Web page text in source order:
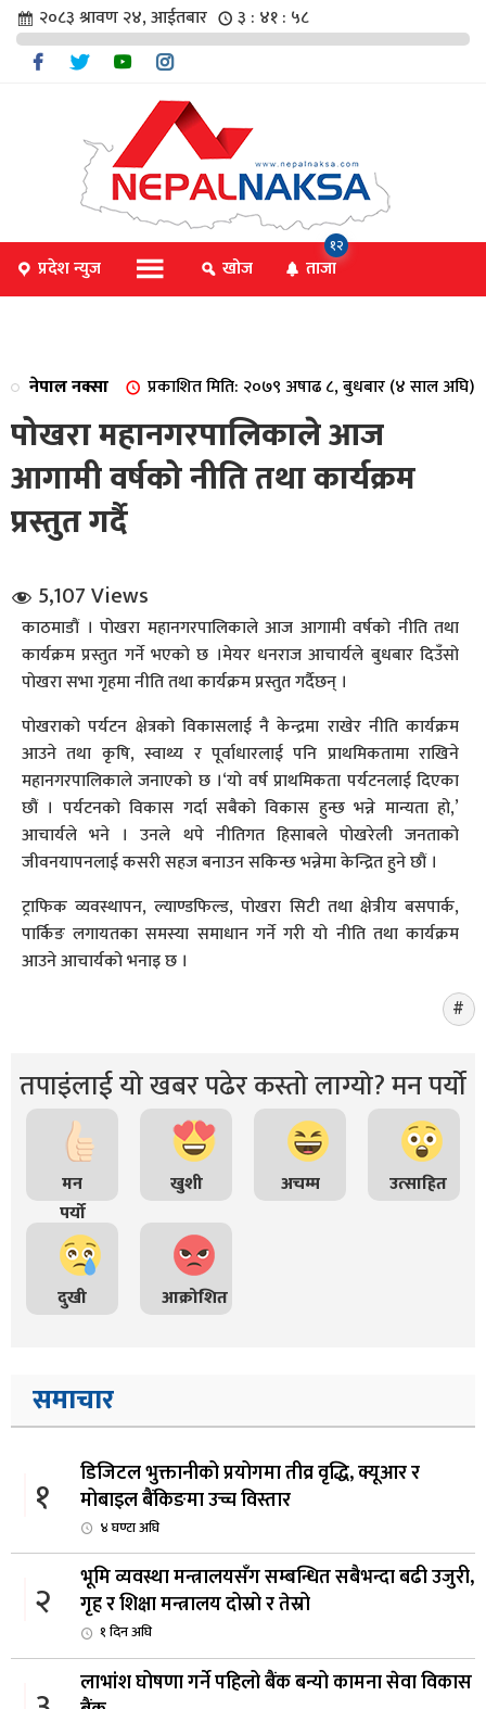
संवाद
२०८३ श्रावण २४, आईतबार ३ : ४१ : ५९
प्रदेश न्युज खोज ताजा
१२
नेपाल नक्सा प्रकाशित मिति: २०७९ अषाढ ८, बुधबार (४ साल अघि)
पोखरा महानगरपालिकाले आज
आगामी वर्षको नीति तथा कार्यक्रम
प्रस्तुत गर्दै
5,107 Views
काठमाडौं । पोखरा महानगरपालिकाले आज आगामी वर्षको नीति तथा
कार्यक्रम प्रस्तुत गर्ने भएकाे छ ।मेयर धनराज आचार्यले बुधबार दिउँसो
पोखरा सभा गृहमा नीति तथा कार्यक्रम प्रस्तुत गर्दैछन् ।
पोखराको पर्यटन क्षेत्रको विकासलाई नै केन्द्रमा राखेर नीति कार्यक्रम
आउने तथा कृषि, स्वाथ्य र पूर्वाधारलाई पनि प्राथमिकतामा राखिने
महानगरपालिकाले जनाएकाे छ ।‘यो वर्ष प्राथमिकता पर्यटनलाई दिएका
छौं । पर्यटनको विकास गर्दा सबैको विकास हुन्छ भन्ने मान्यता हो,’
आचार्यले भने । उनले थपे नीतिगत हिसाबले पोखरेली जनताको
जीवनयापनलाई कसरी सहज बनाउन सकिन्छ भन्नेमा केन्द्रित हुने छौं ।
ट्राफिक व्यवस्थापन, ल्याण्डफिल्ड, पोखरा सिटी तथा क्षेत्रीय बसपार्क,
पार्किङ लगायतका समस्या समाधान गर्ने गरी यो नीति तथा कार्यक्रम
आउने आचार्यको भनाइ छ ।
तपाइंलाई यो खबर पढेर कस्तो लाग्यो? मन पर्यो
मन
पर्यो
खुशी अचम्म उत्साहित
दुखी आक्रोशित
समाचार
१
डिजिटल भुक्तानीको प्रयोगमा तीव्र वृद्धि, क्यूआर र
मोबाइल बैंकिङमा उच्च विस्तार
४ घण्टा अघि
२
भूमि व्यवस्था मन्त्रालयसँग सम्बन्धित सबैभन्दा बढी उजुरी,
गृह र शिक्षा मन्त्रालय दोस्रो र तेस्रो
१ दिन अघि
लाभांश घोषणा गर्ने पहिलो बैंक बन्यो कामना सेवा विकास